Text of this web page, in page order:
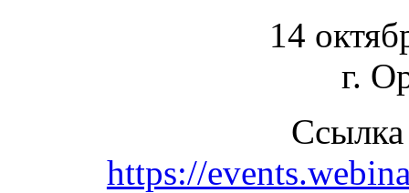
14
г.
Ссылка
https://